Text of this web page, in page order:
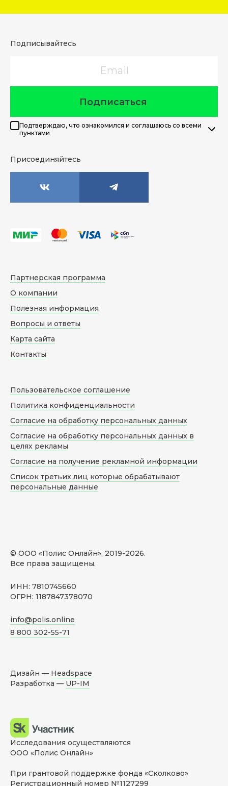
Подписывайтесь
Подписаться
Подтверждаю, что ознакомился и соглашаюсь со всеми
пунктами
Присоединяйтесь
© ООО «Полис Онлайн», 2019-2026.
Все права защищены.
ИНН: 7810745660
ОГРН: 1187847378070
info@polis.online
8 800 302-55-71
Партнерская программа
О компании
Полезная информация
Вопросы и ответы
Карта сайта
Контакты
Пользовательское соглашение
Политика конфиденциальности
Согласие на обработку персональных данных
Согласие на обработку персональных данных в
целях рекламы
Согласие на получение рекламной информации
Список третьих лиц которые обрабатывают
персональные данные
Дизайн — Headspace
Разработка — UP-IM
Исследования осуществляются
ООО «Полис Онлайн»
При грантовой поддержке фонда «Сколково»
Регистрационный номер №1127299